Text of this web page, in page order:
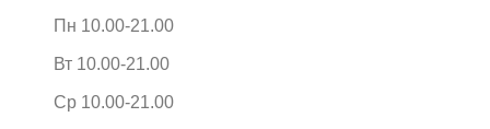
Пн 10.00-21.00
Вт 10.00-21.00
Ср 10.00-21.00